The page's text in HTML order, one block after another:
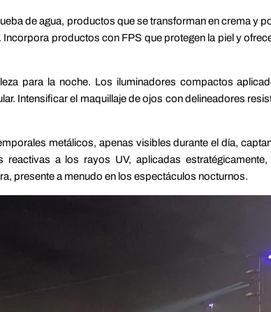
de agua, productos que se transforman en crema y
productos con FPS que protegen la piel y
para la noche. Los iluminadores compactos
Intensificar el maquillaje de ojos con delineadores
metálicos, apenas visibles durante el día,
a los rayos UV, aplicadas estratégicamente,
presente a menudo en los espectáculos nocturnos.